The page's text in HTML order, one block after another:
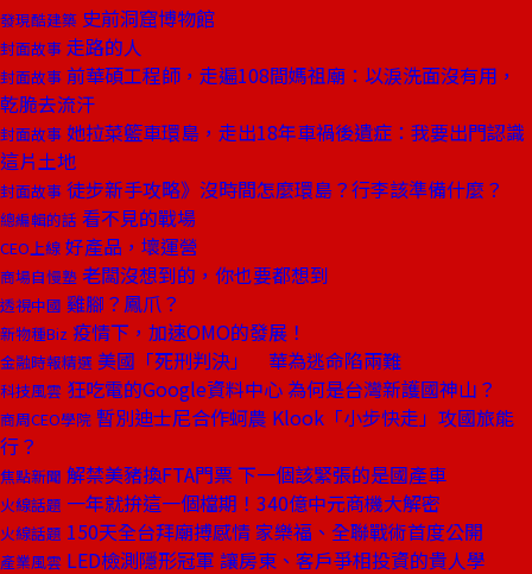
發現酷建築 史前洞窟博物館
封面故事 走路的人
封面故事 前華碩工程師，走遍108間媽祖廟：以淚洗面沒有用，
乾脆去流汗
封面故事 她拉菜籃車環島，走出18年車禍後遺症：我要出門認識
這片土地
封面故事 徒步新手攻略》沒時間怎麼環島？行李該準備什麼？
總編輯的話 看不見的戰場
CEO上線 好產品，壞運營
商場自慢塾 老闆沒想到的，你也要都想到
透視中國 雞腳？鳳爪？
新物種Biz 疫情下，加速OMO的發展！
金融時報精選 美國「死刑判決」 華為逃命陷兩難
科技風雲 狂吃電的Google資料中心 為何是台灣新護國神山？
商周CEO學院 暫別迪士尼合作蚵農 Klook「小步快走」攻國旅能
行？
焦點新聞 解禁美豬換FTA門票 下一個該緊張的是國產車
火線話題 一年就拚這一個檔期！340億中元商機大解密
火線話題 150天全台拜廟搏感情 家樂福、全聯戰術首度公開
產業風雲 LED檢測隱形冠軍 讓房東、客戶爭相投資的貴人學